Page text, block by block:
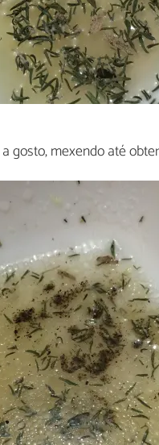
a gosto, mexendo até